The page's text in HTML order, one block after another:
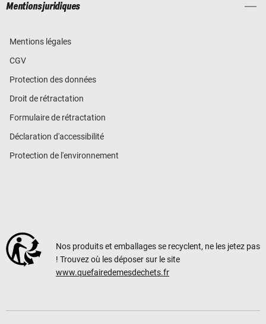
Mentions juridiques
Mentions légales
CGV
Protection des données
Droit de rétractation
Formulaire de rétractation
Déclaration d'accessibilité
Protection de l'environnement
Nos produits et emballages se recyclent, ne les jetez pas
! Trouvez où les déposer sur le site
www.quefairedemesdechets.fr